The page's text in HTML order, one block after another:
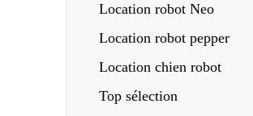
Location robot Neo
Location robot pepper
Location chien robot
Top sélection